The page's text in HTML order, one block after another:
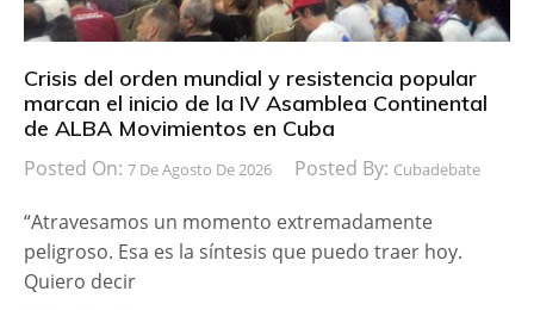
Crisis del orden mundial y resistencia popular
marcan el inicio de la IV Asamblea Continental
de ALBA Movimientos en Cuba
Posted On: 7 De Agosto De 2026 Posted By: Cubadebate
“Atravesamos un momento extremadamente
peligroso. Esa es la síntesis que puedo traer hoy.
Quiero decir